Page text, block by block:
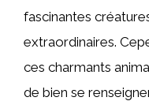
fascinantes
extraordinaires.
ces charmants
de bien se